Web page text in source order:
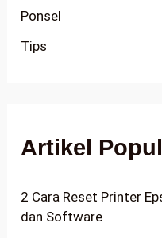
Ponsel
Tips
Artikel
2 Cara Reset Printer
dan Software